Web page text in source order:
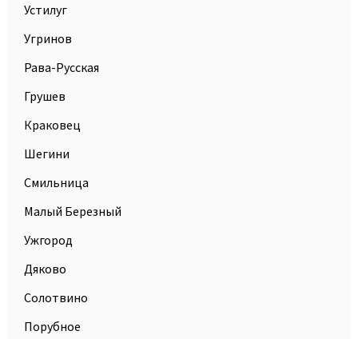
Устилуг
Угринов
Рава-Русская
Грушев
Краковец
Шегини
Смильница
Малый Березный
Ужгород
Дяково
Солотвино
Порубное